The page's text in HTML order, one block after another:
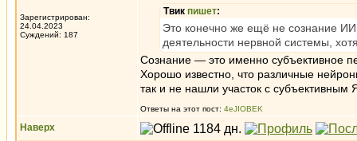
Зарегистрирован:
24.04.2023
Суждений: 187
Твик пишет:
Это конечно же ещё не сознание ИИ,
деятельности нервной системы,
Сознание — это именно субъективное
Хорошо известно, что различные
так и не нашли участок с субъективным
Ответы на этот пост: 4eJIOBEK
Наверх